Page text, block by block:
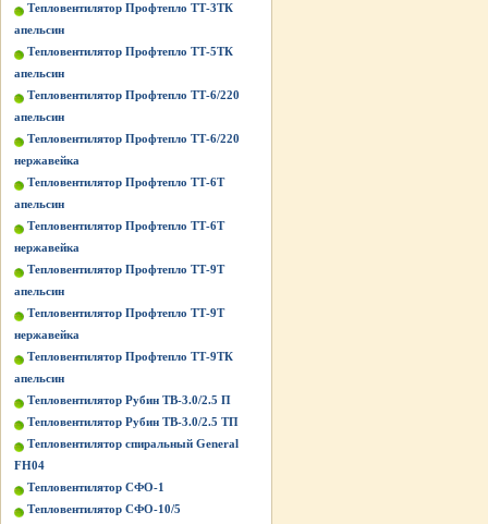
Тепловентилятор Профтепло ТТ-3ТК
апельсин
Тепловентилятор Профтепло ТТ-5ТК
апельсин
Тепловентилятор Профтепло ТТ-6/220
апельсин
Тепловентилятор Профтепло ТТ-6/220
нержавейка
Тепловентилятор Профтепло ТТ-6Т
апельсин
Тепловентилятор Профтепло ТТ-6Т
нержавейка
Тепловентилятор Профтепло ТТ-9Т
апельсин
Тепловентилятор Профтепло ТТ-9Т
нержавейка
Тепловентилятор Профтепло ТТ-9ТК
апельсин
Тепловентилятор Рубин ТВ-3.0/2.5 П
Тепловентилятор Рубин ТВ-3.0/2.5 ТП
Тепловентилятор спиральный General
FH04
Тепловентилятор СФО-1
Тепловентилятор СФО-10/5